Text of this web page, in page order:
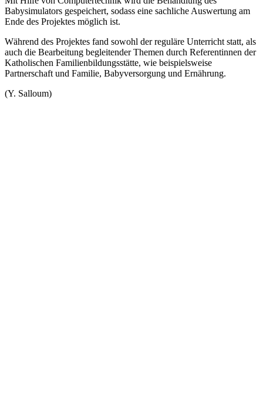
Babysimulators gespeichert, sodass eine sachliche Auswertung am
Ende des Projektes möglich ist.
Während des Projektes fand sowohl der reguläre Unterricht statt, als
auch die Bearbeitung begleitender Themen durch Referentinnen der
Katholischen Familienbildungsstätte, wie beispielsweise
Partnerschaft und Familie, Babyversorgung und Ernährung.
(Y. Salloum)